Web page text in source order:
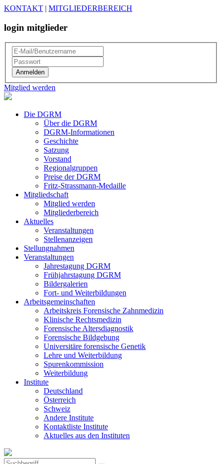
KONTAKT | MITGLIEDERBEREICH
login mitglieder
Mitglied werden
Die DGRM
Über die DGRM
DGRM-Informationen
Geschichte
Satzung
Vorstand
Regionalgruppen
Preise der DGRM
Fritz-Strassmann-Medaille
Mitgliedschaft
Mitglied werden
Mitgliederbereich
Aktuelles
Veranstaltungen
Stellenanzeigen
Stellungnahmen
Veranstaltungen
Jahrestagung DGRM
Frühjahrstagung DGRM
Bildergalerien
Fort- und Weiterbildungen
Arbeitsgemeinschaften
Arbeitskreis Forensische Zahnmedizin
Klinische Rechtsmedizin
Forensische Altersdiagnostik
Forensische Bildgebung
Universitäre forensische Genetik
Lehre und Weiterbildung
Spurenkommission
Weiterbildung
Institute
Deutschland
Österreich
Schweiz
Andere Institute
Kontaktliste Institute
Aktuelles aus den Instituten